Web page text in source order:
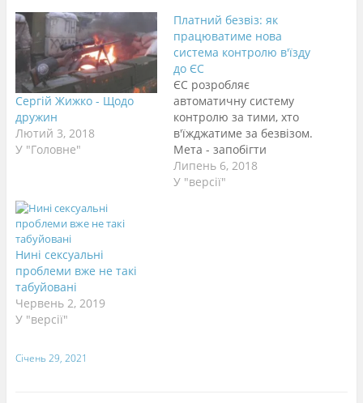
Сергій Жижко - Щодо
дружин
Лютий 3, 2018
У "Головне"
Платний безвіз: як
працюватиме нова
система контролю в'їзду
до ЄС
ЄС розробляє
автоматичну систему
контролю за тими, хто
в'їжджатиме за безвізом.
Мета - запобігти
потраплянню до
Шенгену терористів,
Липень 6, 2018
У "версії"
Нині сексуальні
проблеми вже не такі
табуйовані
Червень 2, 2019
У "версії"
Січень 29, 2021